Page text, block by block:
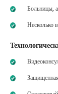
Больницы,
Несколько